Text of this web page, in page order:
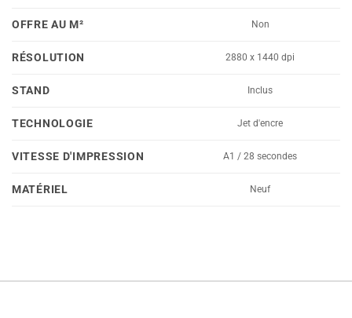
OFFRE AU M² Non
RÉSOLUTION 2880 x 1440 dpi
STAND Inclus
TECHNOLOGIE Jet d'encre
VITESSE D'IMPRESSION A1 / 28 secondes
MATÉRIEL Neuf